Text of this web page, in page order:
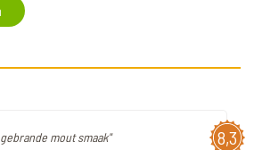
8,3
mout smaak"